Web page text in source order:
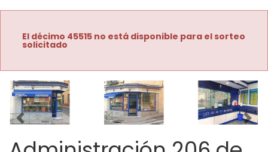
El décimo 45515 no está disponible para el sorteo
solicitado
Imagen anterior